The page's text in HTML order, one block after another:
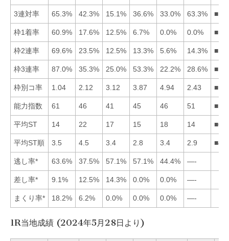
3連対率 65.3% 42.3% 15.1% 36.6% 33.0% 63.3%
枠1着率 60.9% 17.6% 12.5% 6.7% 0.0% 0.0%
枠2連率 69.6% 23.5% 12.5% 13.3% 5.6% 14.3%
枠3連率 87.0% 35.3% 25.0% 53.3% 22.2% 28.6%
枠別コ率 1.04 2.12 3.12 3.87 4.94 2.43
能力指数 61 46 41 45 46 51
平均ST 14 22 17 15 18 14
平均ST順 3.5 4.5 3.4 2.8 3.4 2.9
逃し率* 63.6% 37.5% 57.1% 57.1% 44.4% —-
差し率* 9.1% 12.5% 14.3% 0.0% 0.0% —-
まくり率* 18.2% 6.2% 0.0% 0.0% 0.0% —-
1R当地成績 (2024年5月28日より)